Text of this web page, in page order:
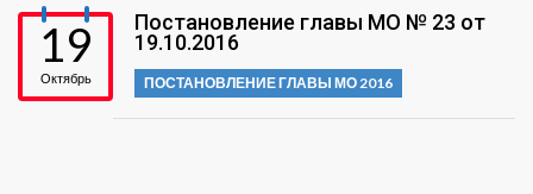
19
Октябрь
Постановление главы МО № 23 от
19.10.2016
ПОСТАНОВЛЕНИЕ ГЛАВЫ МО 2016